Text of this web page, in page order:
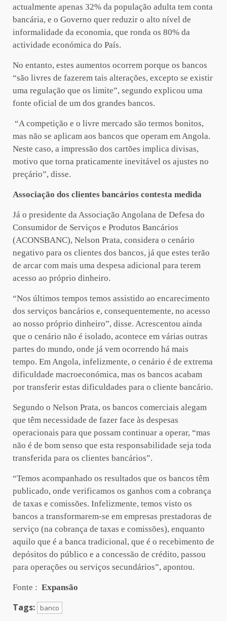
actualmente apenas 32% da população adulta tem conta
bancária, e o Governo quer reduzir o alto nível de
informalidade da economia, que ronda os 80% da
actividade económica do País.
No entanto, estes aumentos ocorrem porque os bancos
“são livres de fazerem tais alterações, excepto se existir
uma regulação que os limite”, segundo explicou uma
fonte oficial de um dos grandes bancos.
“A competição e o livre mercado são termos bonitos,
mas não se aplicam aos bancos que operam em Angola.
Neste caso, a impressão dos cartões implica divisas,
motivo que torna praticamente inevitável os ajustes no
preçário”, disse.
Associação dos clientes bancários contesta medida
Já o presidente da Associação Angolana de Defesa do
Consumidor de Serviços e Produtos Bancários
(ACONSBANC), Nelson Prata, considera o cenário
negativo para os clientes dos bancos, já que estes terão
de arcar com mais uma despesa adicional para terem
acesso ao próprio dinheiro.
“Nos últimos tempos temos assistido ao encarecimento
dos serviços bancários e, consequentemente, no acesso
ao nosso próprio dinheiro”, disse. Acrescentou ainda
que o cenário não é isolado, acontece em várias outras
partes do mundo, onde já vem ocorrendo há mais
tempo. Em Angola, infelizmente, o cenário é de extrema
dificuldade macroeconómica, mas os bancos acabam
por transferir estas dificuldades para o cliente bancário.
Segundo o Nelson Prata, os bancos comerciais alegam
que têm necessidade de fazer face às despesas
operacionais para que possam continuar a operar, “mas
não é de bom senso que esta responsabilidade seja toda
transferida para os clientes bancários”.
“Temos acompanhado os resultados que os bancos têm
publicado, onde verificamos os ganhos com a cobrança
de taxas e comissões. Infelizmente, temos visto os
bancos a transformarem-se em empresas prestadoras de
serviço (na cobrança de taxas e comissões), enquanto
aquilo que é a banca tradicional, que é o recebimento de
depósitos do público e a concessão de crédito, passou
para operações ou serviços secundários”, apontou.
Fonte : Expansão
Tags: banco